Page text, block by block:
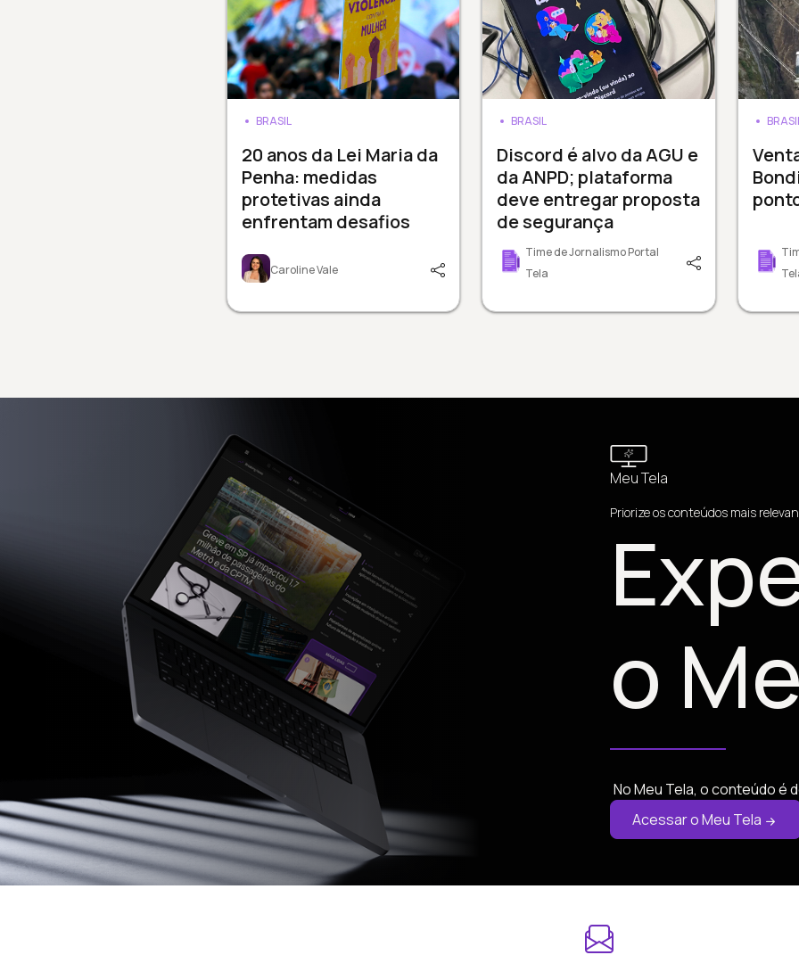
BRASIL
20 anos da Lei Maria da
Penha: medidas
protetivas ainda
enfrentam desafios
Caroline Vale
BRASIL
Discord é alvo da AGU e
da ANPD; plataforma
deve entregar proposta
de segurança
Time de Jornalismo Portal
Tela
Meu Tela
Priorize os conteúdos mais
o
No Meu Tela, o conteúdo é
Acessar o Meu Tela